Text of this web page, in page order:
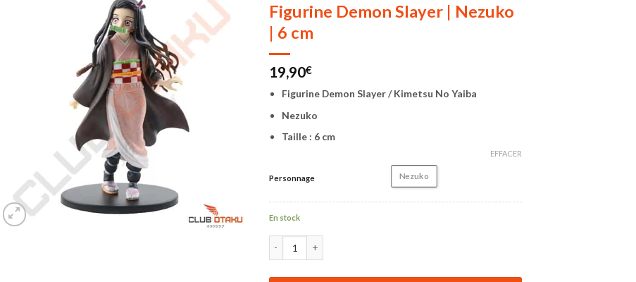
Figurine Demon Slayer | Nezuko
| 6 cm
19,90€
Figurine Demon Slayer / Kimetsu No Yaiba
Nezuko
Taille : 6 cm
Personnage Nezuko
EFFACER
En stock